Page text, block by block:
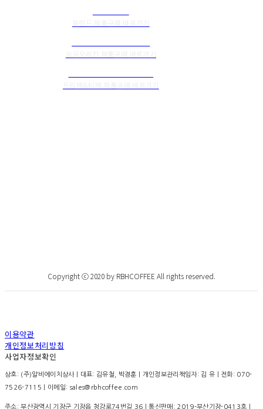
Copyright ⓒ 2020 by RBHCOFFEE All rights reserved.
이용약관
개인정보처리방침
사업자정보확인
상호: (주)알비에이치상사 | 대표: 김유철, 박경훈 | 개인정보관리책임자: 김 유 | 전화: 070-
7526-7115 | 이메일: sales@rbhcoffee.com
주소: 부산광역시 기장군 기장읍 청강로74번길 36 | 통신판매: 2019-부산기장-0413호